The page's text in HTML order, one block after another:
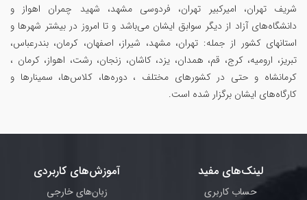
شریف تهران، امیرکبیر تهران، فردوسی مشهد، شهید چمران اهواز و
دانشگاه‌های آزاد از دیگر سوابق ایشان می‌باشد و تا امروز در بیشتر شهرها و
استانهای کشور از جمله: تهران، مشهد، شیراز، اصفهان، کرمان، بندرعباس،
تبریز، ارومیه، کرج، قم، همدان، یزد، کاشان، زنجان، رشت، اهواز، کرمان ،
کرمانشاه و حتی در کشورهای مختلف ، دوره‌ها، کلاس‌ها، سمینار‌ها و
کارگاه‌های ایشان برگزار شده است.
لینک‌های مفید
حساب کاربری
آموزش‌های کاربردی
زبان‌های خارجی